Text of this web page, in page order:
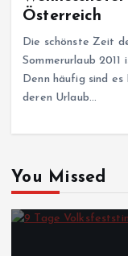
Österreich
Die schönste Zeit
Sommerurlaub
Denn häufig sind
deren Urlaub…
You Missed